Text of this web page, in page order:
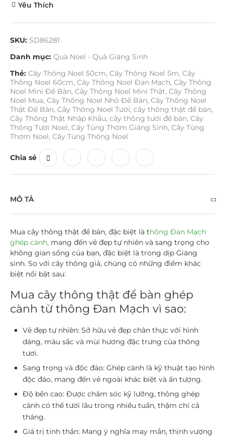
Yêu Thích
SKU: SD86281
Danh mục: Quà Noel - Quà Giáng Sinh
Thẻ: Cây Thông Noel 50cm, Cây Thông Noel 5m, Cây
Thông Noel 60cm, Cây Thông Noel Đan Mạch, Cây Thông
Noel Mini Để Bàn, Cây Thông Noel Mini Thật, Cây Thông
Noel Mua, Cây Thông Noel Nhỏ Để Bàn, Cây Thông Noel
Thật Để Bàn, Cây Thông Noel Tươi, cây thông thật để bàn,
Cây Thông Thật Nhập Khẩu, cây thông tươi để bàn, Cây
Thông Tươi Noel, Cây Tùng Thơm Giáng Sinh, Cây Tùng
Thơm Noel, Cây Tùng Thông Noel
Chia sẻ
MÔ TẢ
Mua cây thông thật để bàn, đặc biệt là thông Đan Mạch
ghép cành, mang đến vẻ đẹp tự nhiên và sang trọng cho
không gian sống của bạn, đặc biệt là trong dịp Giáng
sinh. So với cây thông giả, chúng có những điểm khác
biệt nổi bật sau:
Mua cây thông thật để bàn ghép
cành từ thông Đan Mạch vì sao:
Vẻ đẹp tự nhiên: Sở hữu vẻ đẹp chân thực với hình
dáng, màu sắc và mùi hương đặc trưng của thông
tươi.
Sang trọng và độc đáo: Ghép cành là kỹ thuật tạo hình
độc đáo, mang đến vẻ ngoài khác biệt và ấn tượng.
Độ bền cao: Được chăm sóc kỹ lưỡng, thông ghép
cành có thể tươi lâu trong nhiều tuần, thậm chí cả
tháng.
Giá trị tinh thần: Mang ý nghĩa may mắn, thịnh vượng